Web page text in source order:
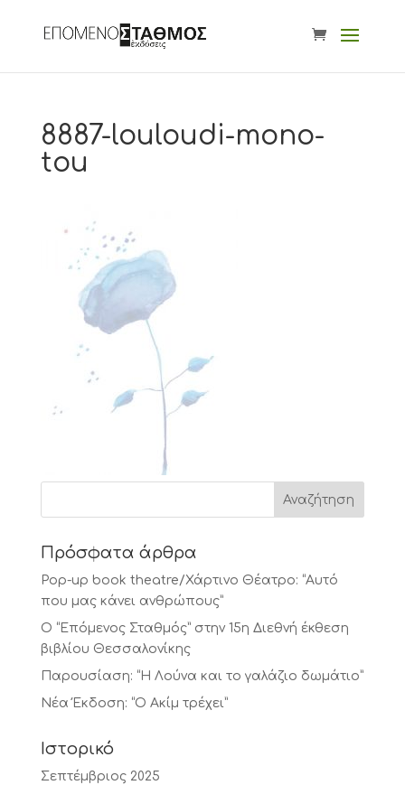
8887-louloudi-mono-
tou
Πρόσφατα άρθρα
Pop-up book theatre/Χάρτινο Θέατρο: “Αυτό
που μας κάνει ανθρώπους”
Ο “Επόμενος Σταθμός” στην 15η Διεθνή έκθεση
βιβλίου Θεσσαλονίκης
Παρουσίαση: “Η Λούνα και το γαλάζιο δωμάτιο”
Νέα Έκδοση: “Ο Ακίμ τρέχει”
Ιστορικό
Σεπτέμβριος 2025